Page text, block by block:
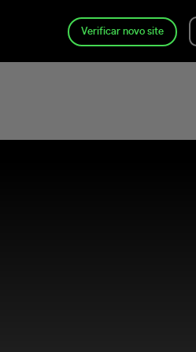
Verificar novo site